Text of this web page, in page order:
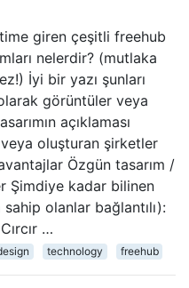
giren çeşitli freehub
nelerdir? (mutlaka
İyi bir yazı şunları
görüntüler veya
açıklaması
veya oluşturan şirketler
Özgün tasarım /
Şimdiye kadar bilinen
sahip olanlar bağlantılı):
…
technology freehub